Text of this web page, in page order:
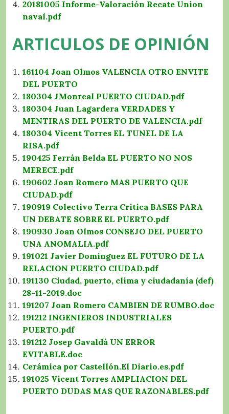
20181005 Informe-Valoración Recate Union
naval.pdf
ARTICULOS DE OPINIÓN
161104 Joan Olmos VALENCIA OTRO ENVITE
DEL PUERTO
180304 JMonreal PUERTO CIUDAD.pdf
180304 Juan Lagardera VERDADES Y
MENTIRAS DEL PUERTO DE VALENCIA.pdf
180304 Vicent Torres EL TUNEL DE LA
RISA.pdf
190425 Ferrán Belda EL PUERTO NO NOS
MERECE.pdf
190602 Joan Romero MAS PUERTO QUE
CIUDAD.pdf
190919 Colectivo Terra Critica BASES PARA
UN DEBATE SOBRE EL PUERTO.pdf
190930 Joan Olmos CONSEJO DEL PUERTO
UNA ANOMALIA.pdf
191021 Javier Domínguez EL FUTURO DE LA
RELACION PUERTO CIUDAD.pdf
191130 Ciudad, puerto, clima y ciudadanía (def)
28-11-2019.doc
191207 Joan Romero CAMBIEN DE RUMBO.doc
191212 INGENIEROS INDUSTRIALES
PUERTO.pdf
191212 Josep Gavaldà UN ERROR
EVITABLE.doc
Cerámica por Castellón.El Diario.es.pdf
191025 Vicent Torres AMPLIACION DEL
PUERTO DUDAS MAS QUE RAZONABLES.pdf